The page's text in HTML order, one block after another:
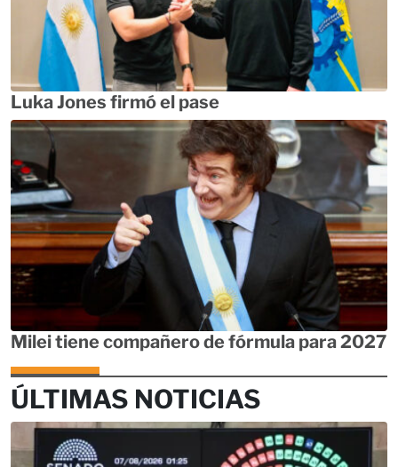
Luka Jones firmó el pase
Milei tiene compañero de fórmula para 2027
ÚLTIMAS NOTICIAS